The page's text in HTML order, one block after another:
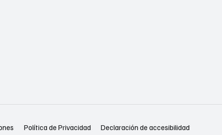
Política de Privacidad Declaración de accesibilidad